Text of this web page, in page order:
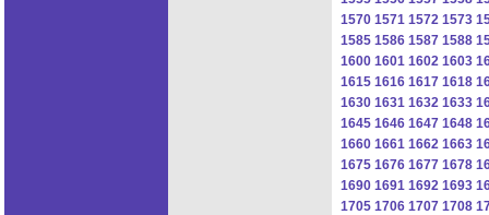
1570 1571 1572 1573
1585 1586 1587 1588
1600 1601 1602 1603
1615 1616 1617 1618
1630 1631 1632 1633
1645 1646 1647 1648
1660 1661 1662 1663
1675 1676 1677 1678
1690 1691 1692 1693
1705 1706 1707 1708